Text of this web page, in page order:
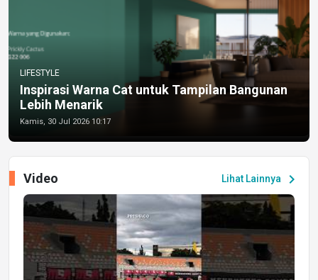
LIFESTYLE
Inspirasi Warna Cat untuk Tampilan Bangunan
Lebih Menarik
Kamis, 30 Jul 2026 10:17
Lihat Lainnya chevron_right
Video